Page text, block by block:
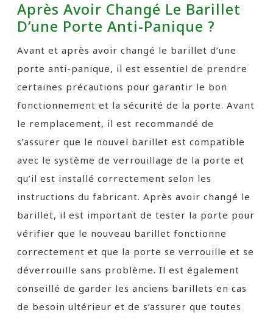
Après Avoir Changé Le Barillet
D’une Porte Anti-Panique ?
Avant et après avoir changé le barillet d’une
porte anti-panique, il est essentiel de prendre
certaines précautions pour garantir le bon
fonctionnement et la sécurité de la porte. Avant
le remplacement, il est recommandé de
s’assurer que le nouvel barillet est compatible
avec le système de verrouillage de la porte et
qu’il est installé correctement selon les
instructions du fabricant. Après avoir changé le
barillet, il est important de tester la porte pour
vérifier que le nouveau barillet fonctionne
correctement et que la porte se verrouille et se
déverrouille sans problème. Il est également
conseillé de garder les anciens barillets en cas
de besoin ultérieur et de s’assurer que toutes